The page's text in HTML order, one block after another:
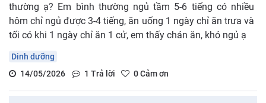
thường ạ? Em bình thường ngủ tầm 5-6 tiếng có nhiều
hôm chỉ ngủ được 3-4 tiếng, ăn uống 1 ngày chỉ ăn trưa và
tối có khi 1 ngày chỉ ăn 1 cử, em thấy chán ăn, khó ngủ ạ
Dinh dưỡng
14/05/2026
1 Trả lời 0Cảm ơn